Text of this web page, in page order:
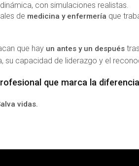
con simulaciones realistas.
de medicina y enfermería que
que hay un antes y un después
su capacidad de liderazgo y el
que marca la
vidas.